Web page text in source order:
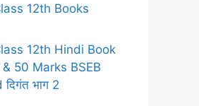
12th Books
12th Hindi Book
50 Marks BSEB
भाग 2